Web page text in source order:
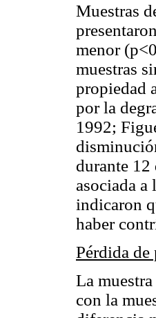
Muestras
menor
muestras
propiedad
por la
1992;
durante 12
asociada
indicaron
haber
Pérdida de
La
con la